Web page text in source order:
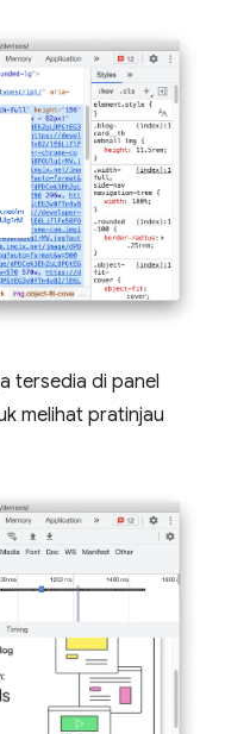
tersedia di panel
melihat pratinjau